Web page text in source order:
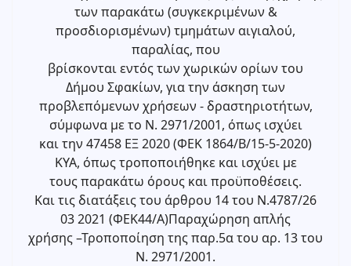
των παρακάτω (συγκεκριμένων &
προσδιορισμένων) τμημάτων αιγιαλού,
παραλίας, που
βρίσκονται εντός των χωρικών ορίων του
Δήμου Σφακίων, για την άσκηση των
προβλεπόμενων χρήσεων - δραστηριοτήτων,
σύμφωνα με το Ν. 2971/2001, όπως ισχύει
και την 47458 ΕΞ 2020 (ΦΕΚ 1864/Β/15-5-2020)
ΚΥΑ, όπως τροποποιήθηκε και ισχύει με
τους παρακάτω όρους και προϋποθέσεις.
Και τις διατάξεις του άρθρου 14 του Ν.4787/26
03 2021 (ΦΕΚ44/Α)Παραχώρηση απλής
χρήσης –Τροποποίηση της παρ.5α του αρ. 13 του
Ν. 2971/2001.